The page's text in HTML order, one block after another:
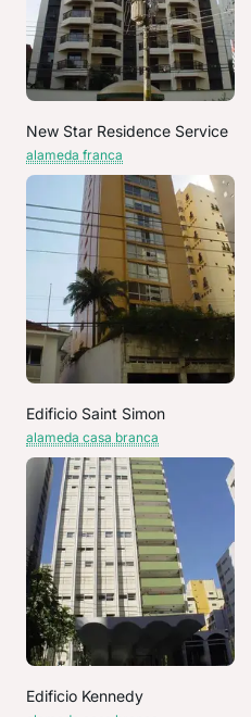
New Star Residence Service
alameda franca
Edificio Saint Simon
alameda casa branca
Edificio Kennedy